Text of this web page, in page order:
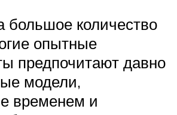
большое количество
опытные
предпочитают давно
модели,
временем и